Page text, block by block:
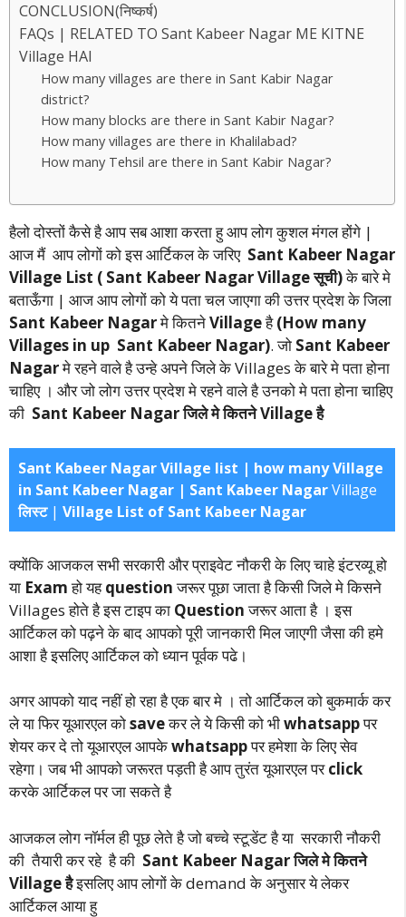
CONCLUSION(निष्कर्ष)
FAQs | RELATED TO Sant Kabeer Nagar ME KITNE
Village HAI
How many villages are there in Sant Kabir Nagar
district?
How many blocks are there in Sant Kabir Nagar?
How many villages are there in Khalilabad?
How many Tehsil are there in Sant Kabir Nagar?
हैलो दोस्तों कैसे है आप सब आशा करता हु आप लोग कुशल मंगल होंगे |
आज मैं आप लोगों को इस आर्टिकल के जरिए Sant Kabeer Nagar
Village List ( Sant Kabeer Nagar Village सूची)के बारे मे
बताऊँगा | आज आप लोगों को ये पता चल जाएगा की उत्तर प्रदेश के जिला
Sant Kabeer Nagarमे कितनेVillageहै(How many
Villages in up Sant Kabeer Nagar). जो Sant Kabeer
Nagarमे रहने वाले है उन्हे अपने जिले के Villages के बारे मे पता होना
चाहिए । और जो लोग उत्तर प्रदेश मे रहने वाले है उनको मे पता होना चाहिए
की Sant Kabeer Nagar जिले मे कितने Village है
Sant Kabeer Nagar Village list | how many Village
in Sant Kabeer Nagar | Sant Kabeer NagarVillage
लिस्ट | Village List of Sant Kabeer Nagar
क्योंकि आजकल सभी सरकारी और प्राइवेट नौकरी के लिए चाहे इंटरव्यू हो
या Examहो यहquestionजरूर पूछा जाता है किसी जिले मे किसने
Villages होते है इस टाइप का Questionजरूर आता है । इस
आर्टिकल को पढ़ने के बाद आपको पूरी जानकारी मिल जाएगी जैसा की हमे
आशा है इसलिए आर्टिकल को ध्यान पूर्वक पढे।
अगर आपको याद नहीं हो रहा है एक बार मे । तो आर्टिकल को बुकमार्क कर
ले या फिर यूआरएल कोsaveकर ले ये किसी को भीwhatsappपर
शेयर कर दे तो यूआरएल आपकेwhatsappपर हमेशा के लिए सेव
रहेगा। जब भी आपको जरूरत पड़ती है आप तुरंत यूआरएल परclick
करके आर्टिकल पर जा सकते है
आजकल लोग नॉर्मल ही पूछ लेते है जो बच्चे स्टूडेंट है या सरकारी नौकरी
की तैयारी कर रहे है की Sant Kabeer Nagar जिले मे कितने
Village हैइसलिए आप लोगों के demand के अनुसार ये लेकर
आर्टिकल आया हु